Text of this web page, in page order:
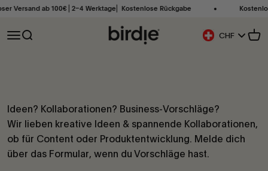
Zum Inhalt springen
Versand ab 100€ ⎜2–4 Werktage⎜ Kostenlose Rückgabe
Navigationsmenü öffnen
Suche öffnen Birdie Scandinavia ApS
Geolocation
CHF
Ideen? Kollaborationen? Business-Vorschläge?
Wir lieben kreative Ideen & spannende Kollaborationen,
ob für Content oder Produktentwicklung. Melde dich
über das Formular, wenn du Vorschläge hast.